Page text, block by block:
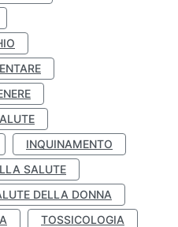
INQUINAMENTO
SALUTE
DELLA DONNA
TOSSICOLOGIA